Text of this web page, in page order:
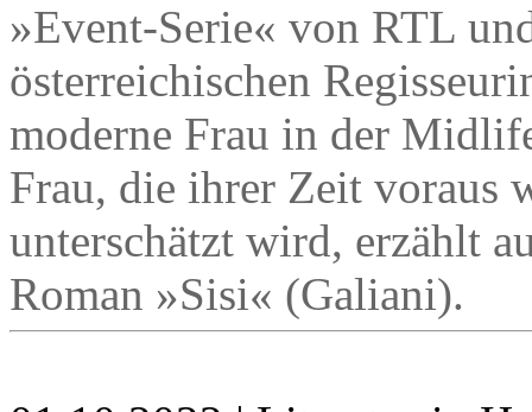
»Event-Serie« von RTL
österreichischen
moderne Frau in der
Frau, die ihrer Zeit voraus
unterschätzt wird, erzählt
Roman »Sisi« (Galiani).